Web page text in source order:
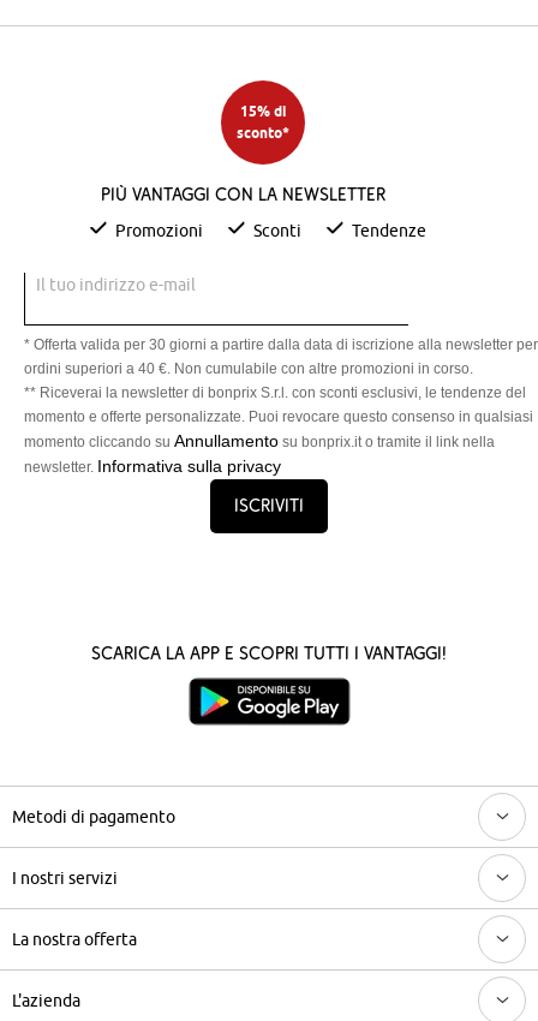
15% di
sconto*
Più vantaggi con la newsletter
Promozioni Sconti Tendenze
Il tuo indirizzo e-mail
* Offerta valida per 30 giorni a partire dalla data di iscrizione alla newsletter per
ordini superiori a 40 €. Non cumulabile con altre promozioni in corso.
** Riceverai la newsletter di bonprix S.r.l. con sconti esclusivi, le tendenze del
momento e offerte personalizzate. Puoi revocare questo consenso in qualsiasi
momento cliccando su Annullamento su bonprix.it o tramite il link nella
newsletter. Informativa sulla privacy
Iscriviti
Scarica la App e scopri tutti i vantaggi!
Metodi di pagamento
I nostri servizi
La nostra offerta
L'azienda